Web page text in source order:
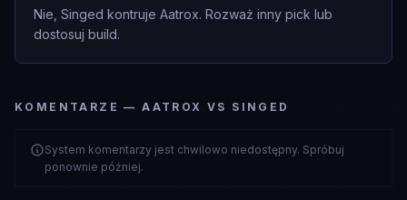
Nie, Singed kontruje Aatrox. Rozważ inny pick lub
dostosuj build.
KOMENTARZE — AATROX VS SINGED
System komentarzy jest chwilowo niedostępny. Spróbuj
ponownie później.